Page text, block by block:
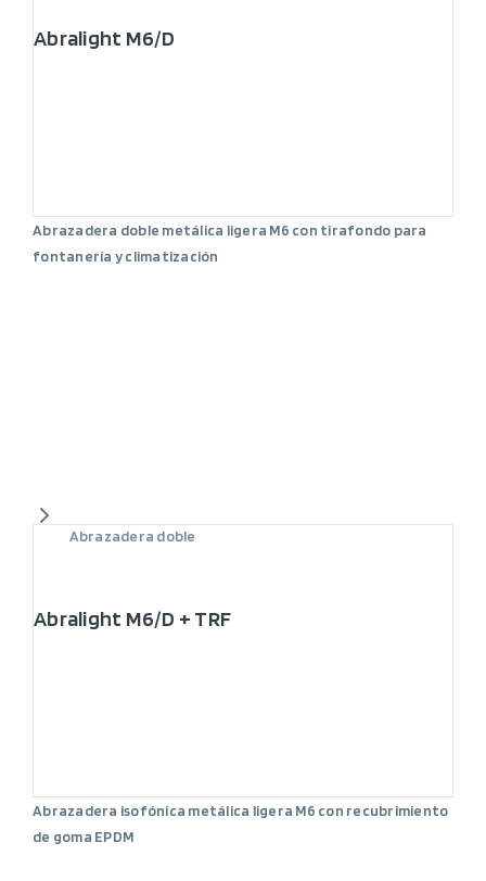
Abralight M6/D
Abrazadera doble metálica ligera M6 con tirafondo para
fontanería y climatización
Abrazadera doble
Abralight M6/D + TRF
Abrazadera isofónica metálica ligera M6 con recubrimiento
de goma EPDM